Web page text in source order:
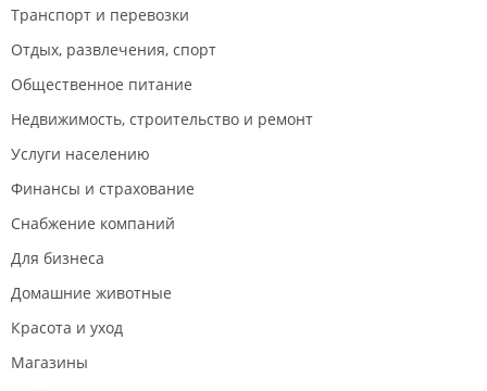
Транспорт и перевозки
Отдых, развлечения, спорт
Общественное питание
Недвижимость, строительство и ремонт
Услуги населению
Финансы и страхование
Снабжение компаний
Для бизнеса
Домашние животные
Красота и уход
Магазины